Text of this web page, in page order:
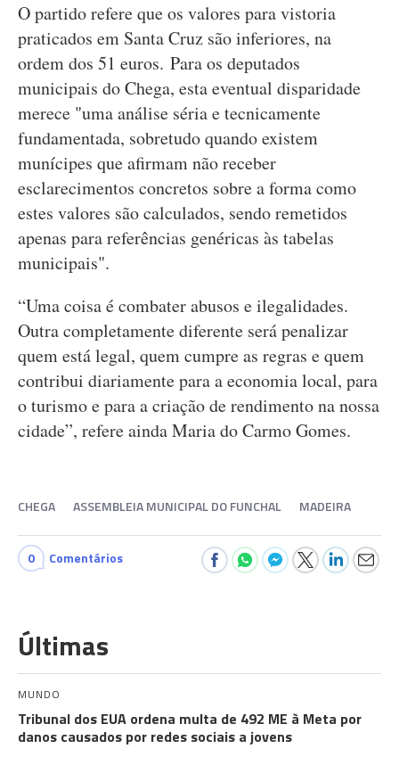
O partido refere que os valores para vistoria
praticados em Santa Cruz são inferiores, na
ordem dos 51 euros. Para os deputados
municipais do Chega, esta eventual disparidade
merece "uma análise séria e tecnicamente
fundamentada, sobretudo quando existem
munícipes que afirmam não receber
esclarecimentos concretos sobre a forma como
estes valores são calculados, sendo remetidos
apenas para referências genéricas às tabelas
municipais".
“Uma coisa é combater abusos e ilegalidades.
Outra completamente diferente será penalizar
quem está legal, quem cumpre as regras e quem
contribui diariamente para a economia local, para
o turismo e para a criação de rendimento na nossa
cidade”, refere ainda Maria do Carmo Gomes.
CHEGA ASSEMBLEIA MUNICIPAL DO FUNCHAL MADEIRA
0 Comentários
Últimas
MUNDO
Tribunal dos EUA ordena multa de 492 ME à Meta por
danos causados por redes sociais a jovens